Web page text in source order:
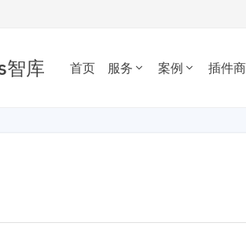
智库 首页 服务 案例 插件
让您的WordPress网站可以